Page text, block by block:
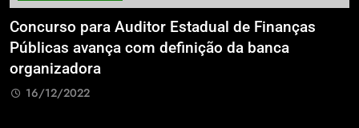
Concurso para Auditor Estadual de Finanças
Públicas avança com definição da banca
organizadora
16/12/2022